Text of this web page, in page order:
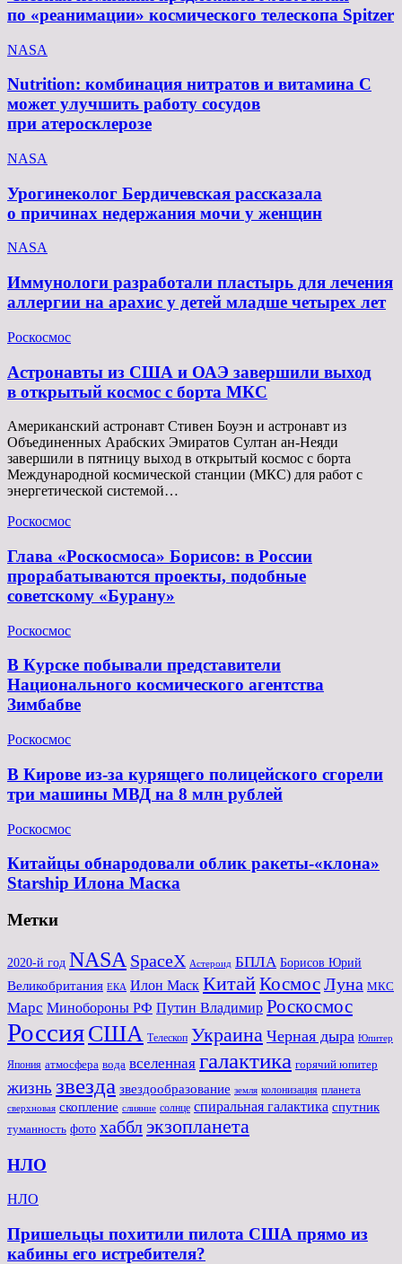
по «реанимации» космического телескопа Spitzer
NASA
Nutrition: комбинация нитратов и витамина C
может улучшить работу сосудов
при атеросклерозе
NASA
Урогинеколог Бердичевская рассказала
о причинах недержания мочи у женщин
NASA
Иммунологи разработали пластырь для лечения
аллергии на арахис у детей младше четырех лет
Роскосмос
Астронавты из США и ОАЭ завершили выход
в открытый космос с борта МКС
Американский астронавт Стивен Боуэн и астронавт из
Объединенных Арабских Эмиратов Султан ан-Неяди
завершили в пятницу выход в открытый космос с борта
Международной космической станции (МКС) для работ с
энергетической системой…
Роскосмос
Глава «Роскосмоса» Борисов: в России
прорабатываются проекты, подобные
советскому «Бурану»
Роскосмос
В Курске побывали представители
Национального космического агентства
Зимбабве
Роскосмос
В Кирове из-за курящего полицейского сгорели
три машины МВД на 8 млн рублей
Роскосмос
Китайцы обнародовали облик ракеты-«клона»
Starship Илона Маска
Метки
2020-й год NASA SpaceX Астероид БПЛА Борисов Юрий
Великобритания ЕКА Илон Маск КитайКосмосЛуна МКС
Марс Минoбороны РФ Путин Владимир Роскосмос
РоссияСША Телескоп Украина Черная дыра Юпитер
Япония атмосфера вода вселенная галактика горячий юпитер
жизнь звезда звездообразование земля колонизация планета
сверхновая скопление слияние солнце спиральная галактика спутник
туманность фото хаббл экзопланета
НЛО
НЛО
Пришельцы похитили пилота США прямо из
кабины его истребителя?